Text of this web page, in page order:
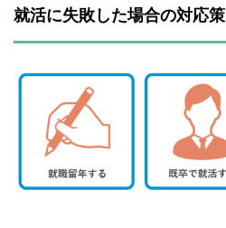
就活に失敗した場合の対応策